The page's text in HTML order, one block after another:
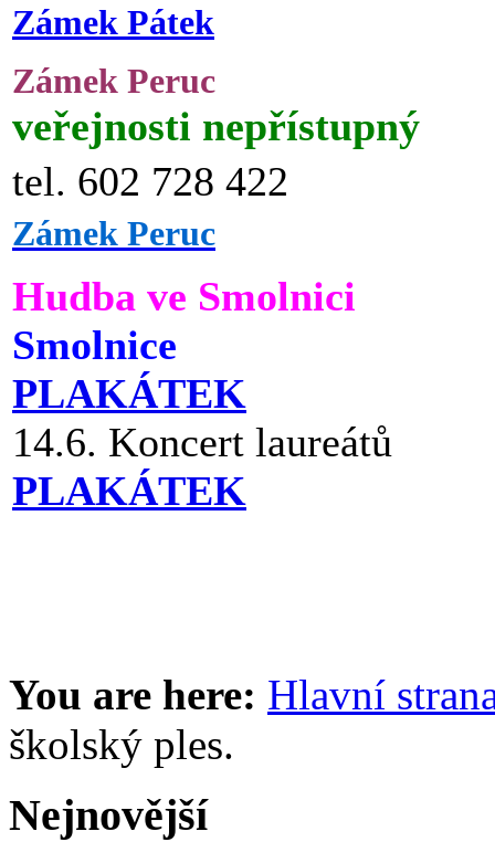
Zámek Pátek
Zámek Peruc
veřejnosti nepřístupný
tel. 602 728 422
Zámek Peruc
Hudba ve Smolnici
Smolnice
PLAKÁTEK
14.6. Koncert laureátů
PLAKÁTEK
You are here: Hlavní
školský ples.
Nejnovější